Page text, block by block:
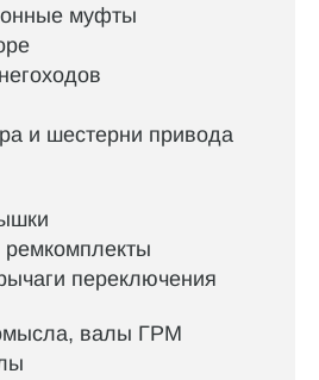
муфты
и шестерни привода
переключения
валы ГРМ